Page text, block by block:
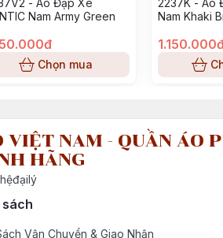
- Áo Đạp Xe
Nam Army Green
Chọn mua
2237K - Áo
Nam Khaki
VIỆT NAM - QUẦN ÁO
HÃNG
sách
Vận Chuyển & Giao Nhận